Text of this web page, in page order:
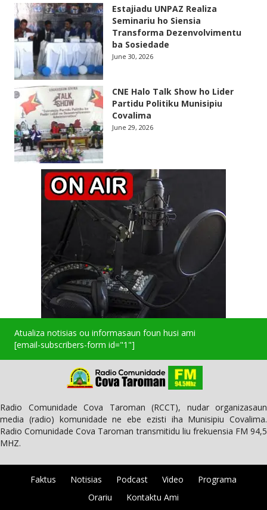
Estajiadu UNPAZ Realiza
Seminariu ho Siensia
Transforma Dezenvolvimentu
ba Sosiedade
June 30, 2026
CNE Halo Talk Show ho Lider
Partidu Politiku Munisipiu
Covalima
June 29, 2026
Atualiza notisias ou informasaun foun husi ami
[email-subscribers-form id="1"]
Radio Comunidade Cova Taroman (RCCT), nudar organizasaun
media (radio) komunidade ne ebe ezisti iha Munisipiu Covalima.
Radio Comunidade Cova Taroman transmitidu liu frekuensia FM 94,5
MHZ.
Faktus Notisias Podcast Video
Programa
Orariu
Kontaktu Ami